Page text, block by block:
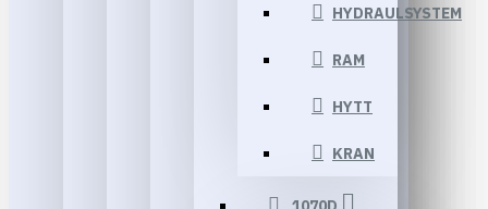
HYDRAULSYSTEM
RAM
HYTT
KRAN